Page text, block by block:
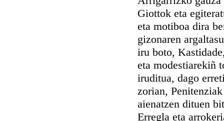
Giottok eta
eta motiboa dira
gizonaren
iru boto,
eta modestiarekiñ
iruditua, dago
zorian,
aienatzen dituen
Erregla eta